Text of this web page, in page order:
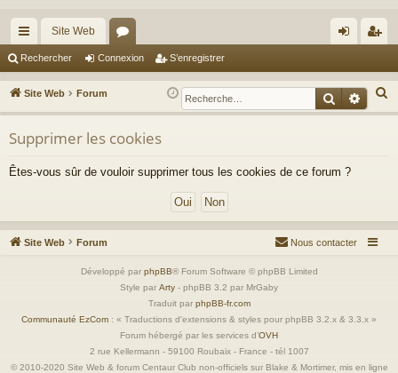
cc
ès
ra
pi
Site Web
or
u
m
s
ne
xi
nr
eg
Rechercher Connexion S’enregistrer
Site Web Forum
e
h
Supprimer les cookies
Êtes-vous sûr de vouloir supprimer tous les cookies de ce forum ?
Site Web Forum Nous contacter
Développé par phpBB® Forum Software © phpBB Limited
Style par Arty - phpBB 3.2 par MrGaby
Traduit par phpBB-fr.com
Communauté EzCom : « Traductions d'extensions & styles pour phpBB 3.2.x & 3.3.x »
Forum hébergé par les services d’OVH
2 rue Kellermann - 59100 Roubaix - France - tél 1007
© 2010-2020 Site Web & forum Centaur Club non-officiels sur Blake & Mortimer, mis en ligne